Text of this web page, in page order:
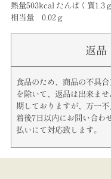
熱量503kcal たんぱく質
相当量 0.02ｇ
返品
食品のため、商品の不具
を除いて、返品は出来ま
期しておりますが、万一
着後7日以内にお問い合わ
払いにて対応致します。